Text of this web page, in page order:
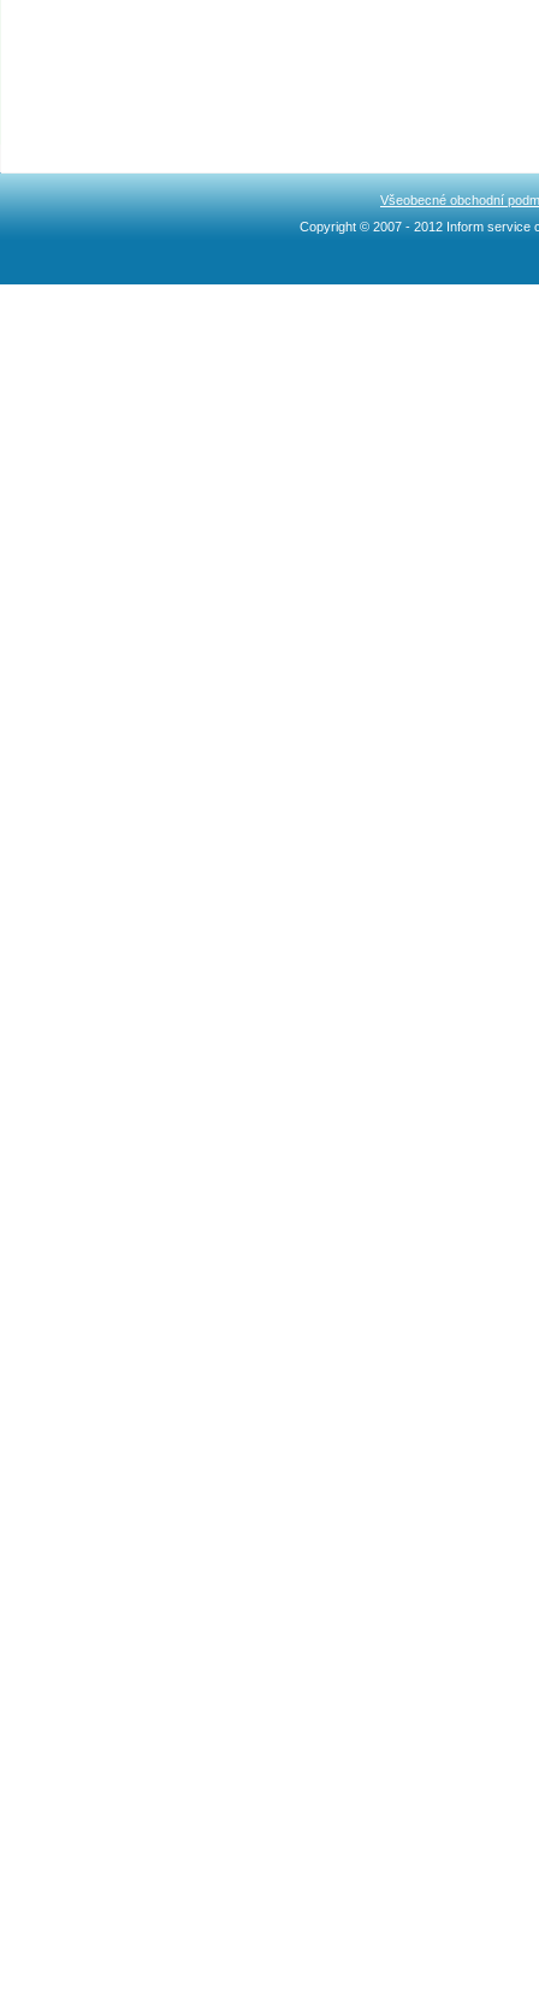
Všeobecné obchodní
Copyright © 2007 - 2012 Inform service